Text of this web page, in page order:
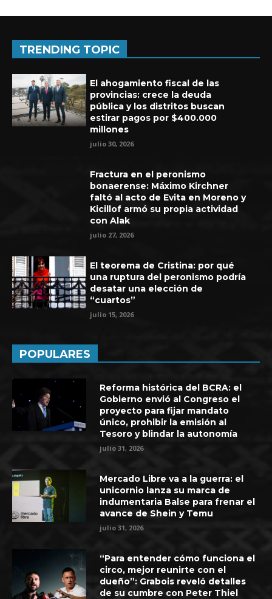
Experiencia de seis años en UEFA
TRENDING TOPIC
El ahogamiento fiscal de las
provincias: crece la deuda
pública y los distritos buscan
estirar pagos por $400.000
millones
julio 30, 2026
Fractura en el peronismo
bonaerense: Máximo Kirchner
faltó al acto de Evita en Moreno y
Kicillof armó su propia actividad
con Alak
julio 27, 2026
El teorema de Cristina: por qué
una ruptura del peronismo podría
desatar una elección de
“cuartos”
julio 15, 2026
POPULARES
Reforma histórica del BCRA: el
Gobierno envió al Congreso el
proyecto para fijar mandato
único, prohibir la emisión al
Tesoro y blindar la autonomía
julio 31, 2026
Mercado Libre va a la guerra: el
unicornio lanza su marca de
indumentaria Balse para frenar el
avance de Shein y Temu
julio 31, 2026
“Para entender cómo funciona el
circo, mejor reunirte con el
dueño”: Grabois reveló detalles
de su cumbre con Peter Thiel